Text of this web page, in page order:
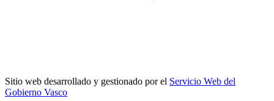
Sitio web desarrollado y gestionado por el Servicio Web del
Gobierno Vasco